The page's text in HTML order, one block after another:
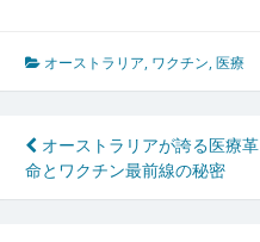
オーストラリア, ワクチン,医療
投
稿
オーストラリアが誇る医療革
命とワクチン最前線の秘密